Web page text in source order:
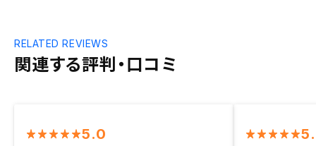
関連する評判・口コミ
RELATED REVIEWS
5.0